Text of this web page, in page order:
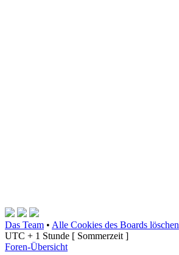
Das Team • Alle Cookies des Boards löschen
UTC + 1 Stunde [ Sommerzeit ]
Foren-Übersicht